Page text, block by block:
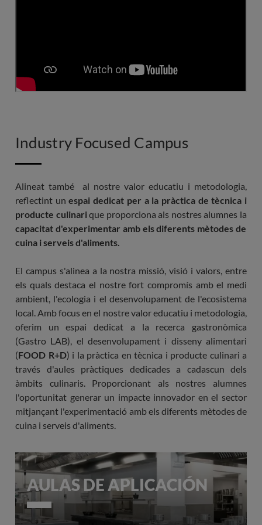
Gestió pràctiques curriculars
Carnet de l'estudiant | BCH Student Card
les visites)
Accés al centre de recursos i documentació
Informa't de les nostres facilitats de pagament.
Industry Focused Campus
Alineat també al nostre valor educatiu i metodologia,
reflectint un espai dedicat per a la pràctica de tècnica i
producte culinarique proporciona als nostres alumnes la
capacitat d'experimentar amb els diferents mètodes de
cuina i serveis d'aliments.
El campus s'alinea a la nostra missió, visió i valors, entre
els quals destaca el nostre fort compromís amb el medi
ambient, l'ecologia i el desenvolupament de l'ecosistema
local. Amb focus en el nostre valor educatiu i metodologia,
oferim un espai dedicat a la recerca gastronòmica
(Gastro LAB), el desenvolupament i disseny alimentari
(FOOD R+D) i la pràctica en tècnica i producte culinari a
través d'aules pràctiques dedicades a cadascun dels
àmbits culinaris. Proporcionant als nostres alumnes
l'oportunitat generar un impacte innovador en el sector
mitjançant l'experimentació amb els diferents mètodes de
cuina i serveis d'aliments.
AULAS DE APLICACIÓN